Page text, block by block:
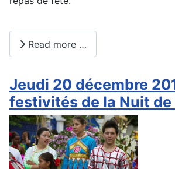
Read more …
Jeudi 20 décembre
festivités de la Nuit de